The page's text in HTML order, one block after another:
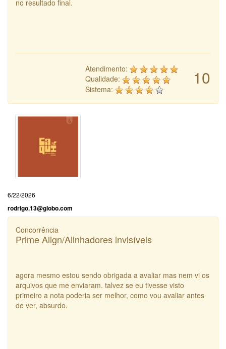
no resultado final.
10
Atendimento:
Qualidade:
Sistema:
6/22/2026
rodrigo.13@globo.com
Concorrência
Prime Align/Alinhadores invisíveis
agora mesmo estou sendo obrigada a avaliar mas nem vi os
arquivos que me enviaram. talvez se eu tivesse visto
primeiro a nota poderia ser melhor, como vou avaliar antes
de ver, absurdo.